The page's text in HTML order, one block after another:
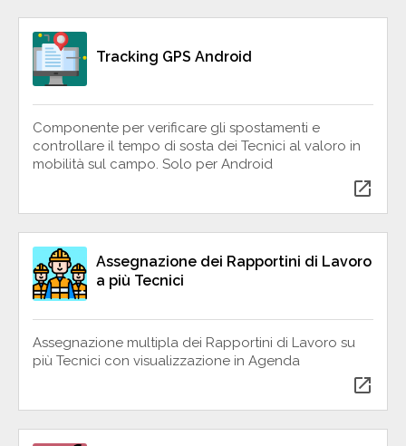
Tracking GPS Android
Componente per verificare gli spostamenti e
controllare il tempo di sosta dei Tecnici al valoro in
mobilità sul campo. Solo per Android
open_in_new
Assegnazione dei Rapportini di Lavoro
a più Tecnici
Assegnazione multipla dei Rapportini di Lavoro su
più Tecnici con visualizzazione in Agenda
open_in_new